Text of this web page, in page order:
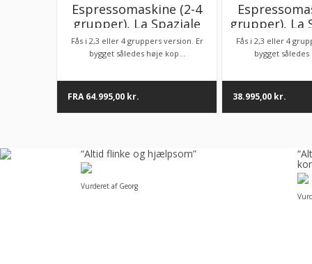
Espressomaskine (2-4
grupper), La Spaziale
S40 Suprema Take away
Selection
Fås i 2,3 eller 4 gruppers version. Er
bygget således høje kop...
FRA64.995,00 kr.
grupper), La
Suprema
Fås i 2,3 eller 4
bygget
38.995,00 kr.
“Altid flinke og hjælpsom”
Vurderet af Georg